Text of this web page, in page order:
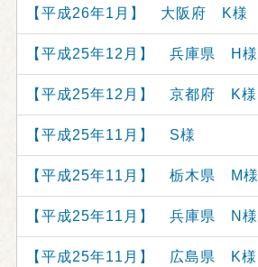
【平成26年1月】 大阪府 K様
【平成25年12月】 兵庫県 H様
【平成25年12月】 京都府 K様
【平成25年11月】 S様
【平成25年11月】 栃木県 M様
【平成25年11月】 兵庫県 N様
【平成25年11月】 広島県 K様